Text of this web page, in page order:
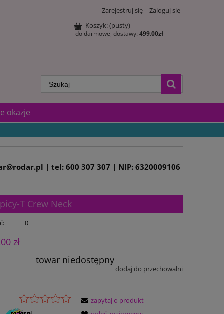
Zarejestruj się
Zaloguj się
Koszyk:(pusty)
do darmowej dostawy: 499.00zł
okazje
| tel: 600 307 307 | NIP: 6320009106
T Crew Neck
0
zł
towar niedostępny
dodaj do przechowalni
zapytaj o produkt